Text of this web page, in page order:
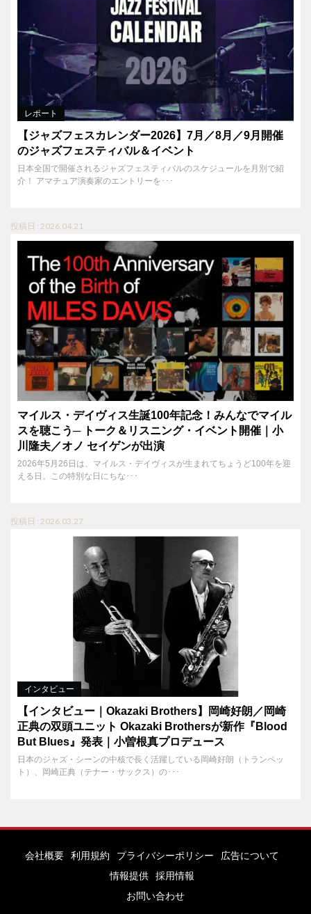
レポート
【ジャズフェスカレンダー2026】7月／8月／9月開催
のジャズフェスティバル＆イベント
日本全国で開催されるジャズフェスティバルのスケジュールを月別で紹
介！ アマチュア演奏家のエントリーを･･･
投稿日 : 2026.04.21
マイルス・デイヴィス生誕100年記念！みんなでマイル
スを聴こう─ トーク＆リスニング・イベント開催｜小
川隆夫／オノ セイゲンが出演
2026年5月26日は、マイルス・デイヴィスが生まれてちょうど100年を迎
える日。この特別な日にちな･･･
投稿日 : 2026.03.27
インタビュー
【インタビュー｜Okazaki Brothers】岡崎好朗／岡崎
正典の双頭ユニット Okazaki Brothersが新作『Blood
But Blues』発表｜小曽根真プロデュース
日本のジャズ・シーンの中核で長く活躍している岡崎好朗（トランペッ
ト）、岡崎正典（テナー・サックス）の･･･
会社概要 利用規約 プライバシーポリシー
広告について
情報提供
採用情報
お問い合わせ